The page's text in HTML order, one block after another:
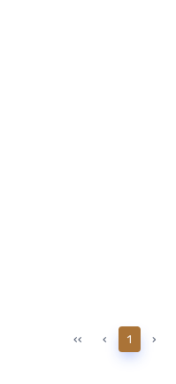
‹‹ ‹ 1 ›